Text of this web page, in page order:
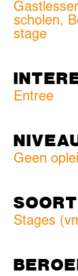
scholen,
stage
Entree
Geen
Stages